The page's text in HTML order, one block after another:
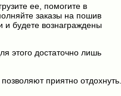
ее, помогите в
заказы на пошив
и будете вознаграждены
этого достаточно лишь
приятно отдохнуть.